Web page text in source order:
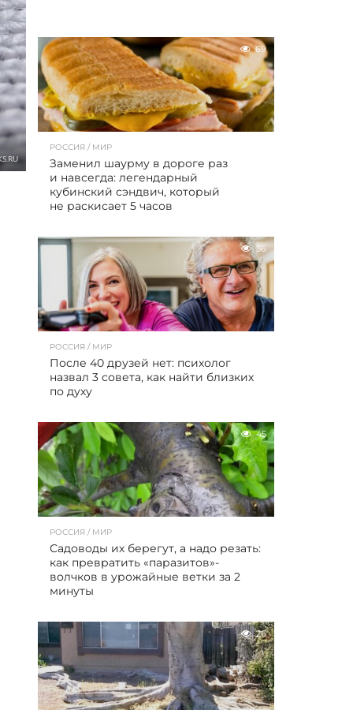
69
РОССИЯ / МИР
Заменил шаурму в дороге раз
и навсегда: легендарный
кубинский сэндвич, который
не раскисает 5 часов
36
РОССИЯ / МИР
После 40 друзей нет: психолог
назвал 3 совета, как найти близких
по духу
45
РОССИЯ / МИР
Садоводы их берегут, а надо резать:
как превратить «паразитов»-
волчков в урожайные ветки за 2
минуты
26